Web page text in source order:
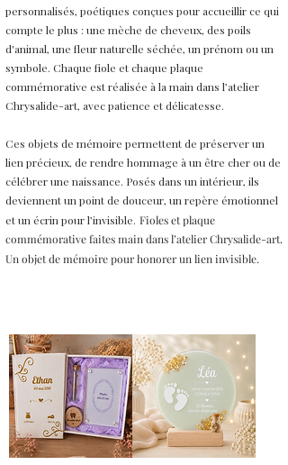
personnalisés, poétiques conçues pour accueillir ce qui
compte le plus : une mèche de cheveux, des poils
d'animal, une fleur naturelle séchée, un prénom ou un
symbole. Chaque fiole et chaque plaque
commémorative est réalisée à la main dans l’atelier
Chrysalide-art, avec patience et délicatesse.
Ces objets de mémoire permettent de préserver un
lien précieux, de rendre hommage à un être cher ou de
célébrer une naissance. Posés dans un intérieur, ils
deviennent un point de douceur, un repère émotionnel
et un écrin pour l’invisible. Fioles et plaque
commémorative faites main dans l’atelier Chrysalide-art.
Un objet de mémoire pour honorer un lien invisible.